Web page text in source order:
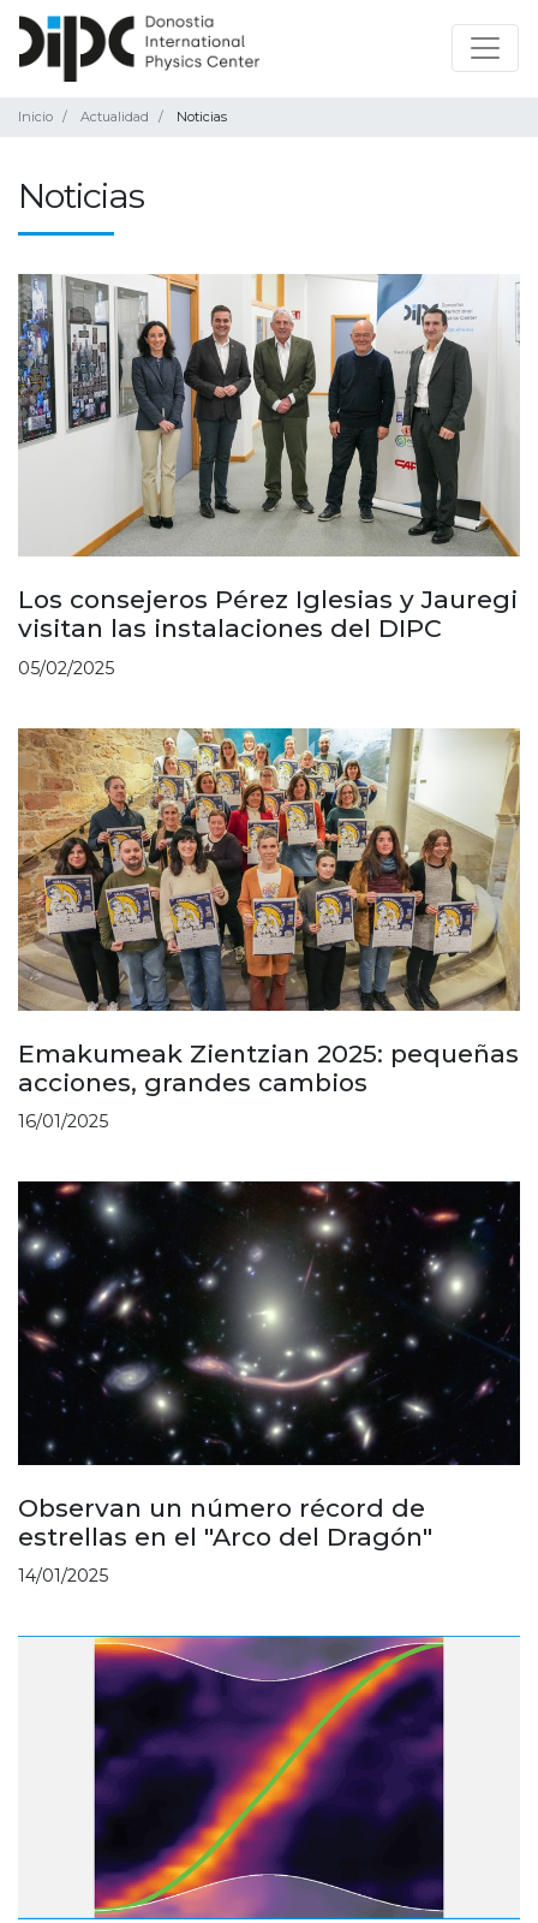
Inicio Actualidad Noticias
Noticias
Los consejeros Pérez Iglesias y Jauregi
visitan las instalaciones del DIPC
05/02/2025
Emakumeak Zientzian 2025: pequeñas
acciones, grandes cambios
16/01/2025
Observan un número récord de
estrellas en el "Arco del Dragón"
14/01/2025